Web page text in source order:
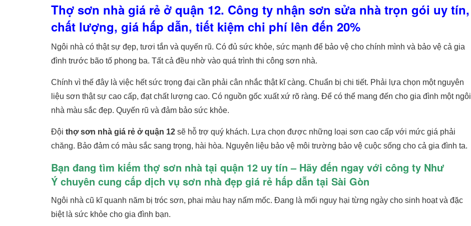
Thợ sơn nhà giá rẻ ở quận 12. Công ty nhận sơn sửa nhà trọn gói uy tín,
chất lượng, giá hấp dẫn, tiết kiệm chi phí lên đến 20%
Ngôi nhà có thật sự đẹp, tươi tắn và quyến rũ. Có đủ sức khỏe, sức mạnh để bảo vệ cho chính mình và bảo vệ cả gia
đình trước bão tố phong ba. Tất cả đều nhờ vào quá trình thi công sơn nhà.
Chính vì thế đây là việc hết sức trọng đại cần phải cân nhắc thật kĩ càng. Chuẩn bị chi tiết. Phải lựa chọn một nguyên
liệu sơn thật sự cao cấp, đạt chất lượng cao. Có nguồn gốc xuất xứ rõ ràng. Để có thể mang đến cho gia đình một ngôi
nhà màu sắc đẹp. Quyến rũ và đảm bảo sức khỏe.
Đội thợ sơn nhà giá rẻ ở quận 12 sẽ hỗ trợ quý khách. Lựa chọn được những loại sơn cao cấp với mức giá phải
chăng. Bảo đảm có màu sắc sang trọng, hài hòa. Nguyên liệu bảo vệ môi trường bảo vệ cuộc sống cho cả gia đình ta.
Bạn đang tìm kiếm thợ sơn nhà tại quận 12 uy tín – Hãy đến ngay với công ty Như
Ý chuyên cung cấp dịch vụ sơn nhà đẹp giá rẻ hấp dẫn tại Sài Gòn
Ngôi nhà cũ kĩ quanh năm bị tróc sơn, phai màu hay nấm mốc. Đang là mối nguy hại từng ngày cho sinh hoạt và đặc
biệt là sức khỏe cho gia đình bạn.